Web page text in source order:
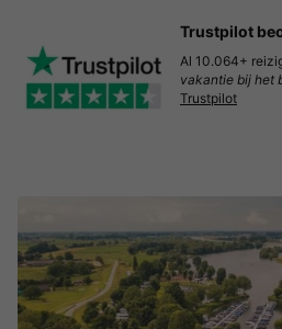
Trustpilot
Al 10.064+
vakantie bij het
Trustpilot